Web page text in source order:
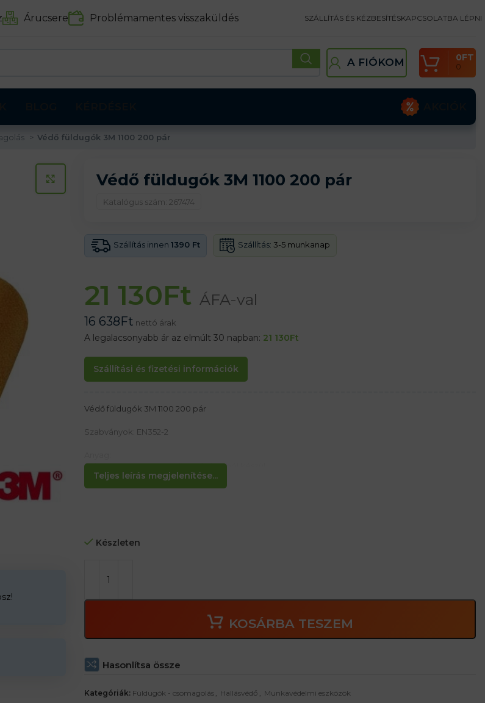
Árucsere Problémamentes visszaküldés SZÁLLÍTÁS ÉS KÉZBESÍTÉSKAPCSOLATBA LÉPNI
A FIÓKOM 0
0FT
Védő füldugók 3M 1100 200 pár
KATTINTS A KINAGYÍTÁSHOZ
Védő füldugók 3M 1100 200 pár
Katalógus szám: 267474
Szállítás innen 1390 Ft Szállítás: 3-5 munkanap
21 130Ft ÁFA-val
16 638Ft nettó árak
A legalacsonyabb ár az elmúlt 30 napban: 21 130Ft
Szállítási és fizetési információk
Teljes leírás megjelenítése...
Védő füldugók 3M 1100 200 pár
Szabványok: EN352-2
Puha hypoallergenic poliuretán habból készül,
Tulajdonságok:– Hangszigetelés snr = 37 dB
Egy kis csomag 200 párot tartalmaz, mindegyik pár külön táskába csomagolva.
Készleten
KOSÁRBA TESZEM
Hasonlítsa össze
Kategóriák: Füldugók - csomagolás , Hallásvédő , Munkavédelmi eszközök